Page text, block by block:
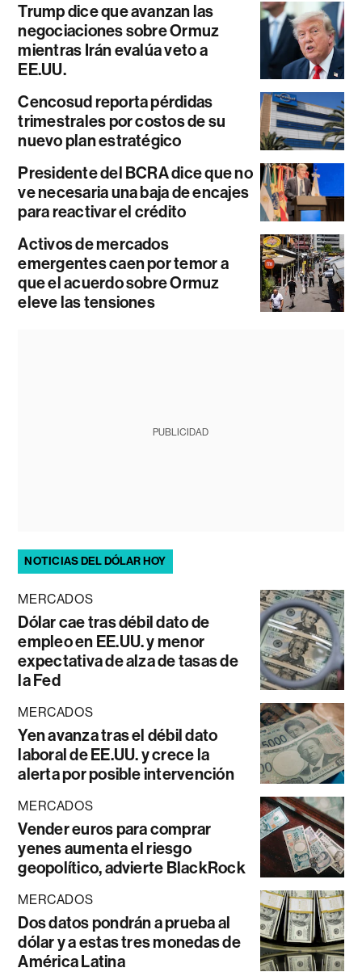
Trump dice que avanzan las
negociaciones sobre Ormuz
mientras Irán evalúa veto a
EE.UU.
Cencosud reporta pérdidas
trimestrales por costos de su
nuevo plan estratégico
Presidente del BCRA dice que no
ve necesaria una baja de encajes
para reactivar el crédito
Activos de mercados
emergentes caen por temor a
que el acuerdo sobre Ormuz
eleve las tensiones
PUBLICIDAD
NOTICIAS DEL DÓLAR HOY
MERCADOS
Dólar cae tras débil dato de
empleo en EE.UU. y menor
expectativa de alza de tasas de
la Fed
MERCADOS
Yen avanza tras el débil dato
laboral de EE.UU. y crece la
alerta por posible intervención
MERCADOS
Vender euros para comprar
yenes aumenta el riesgo
geopolítico, advierte BlackRock
MERCADOS
Dos datos pondrán a prueba al
dólar y a estas tres monedas de
América Latina